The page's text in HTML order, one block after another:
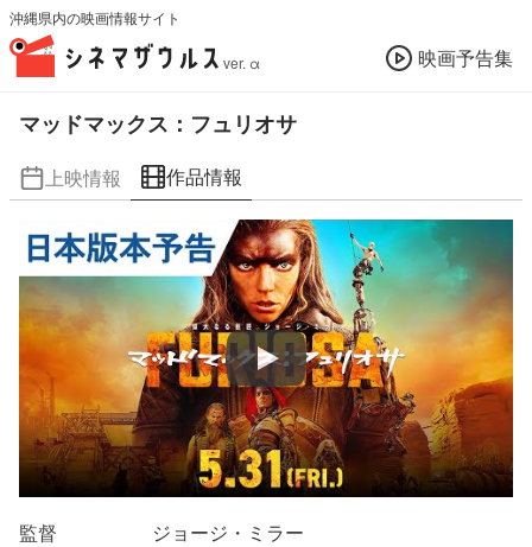
沖縄県内の映画情報サイト
ver. α 映画予告集
マッドマックス：フュリオサ
上映情報 作品情報
監督
ジョージ・ミラー